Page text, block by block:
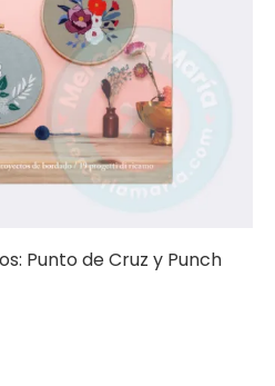
Punto de Cruz y Punch